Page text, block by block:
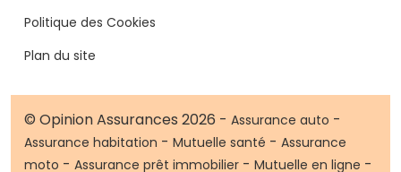
Politique des Cookies
Plan du site
© Opinion Assurances 2026 - Assurance auto -
Assurance habitation - Mutuelle santé - Assurance
moto - Assurance prêt immobilier - Mutuelle en ligne -